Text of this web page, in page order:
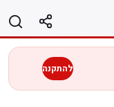
להתקנה